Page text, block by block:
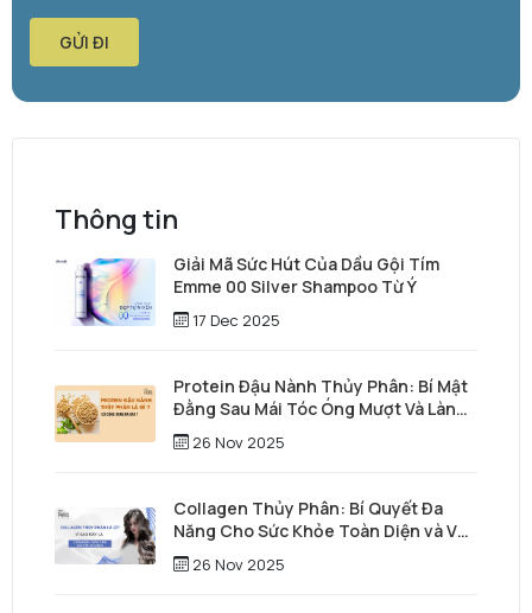
GỬI ĐI
Thông tin
Giải Mã Sức Hút Của Dầu Gội Tím
Emme 00 Silver Shampoo Từ Ý
17 Dec 2025
Protein Đậu Nành Thủy Phân: Bí Mật
Đằng Sau Mái Tóc Óng Mượt Và Làn
Da Trẻ Trung
26 Nov 2025
Collagen Thủy Phân: Bí Quyết Đa
Năng Cho Sức Khỏe Toàn Diện và Vẻ
Đẹp Vượt Thời Gian
26 Nov 2025